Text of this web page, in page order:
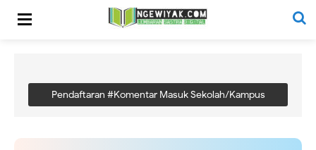
Pendaftaran #Komentar Masuk Sekolah/Kampus